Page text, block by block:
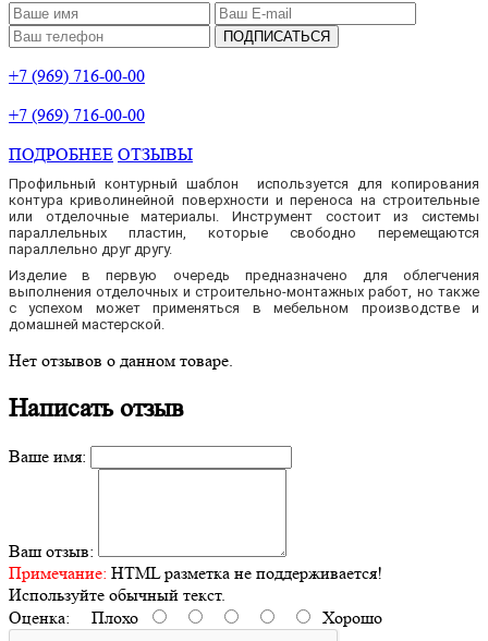
ПОДПИСАТЬСЯ
+7 (969) 716-00-00
+7 (969) 716-00-00
ПОДРОБНЕЕ ОТЗЫВЫ
Профильный контурный шаблон используется для копирования
контура криволинейной поверхности и переноса на строительные
или отделочные материалы. Инструмент состоит из системы
параллельных пластин, которые свободно перемещаются
параллельно друг другу.
Изделие в первую очередь предназначено для облегчения
выполнения отделочных и строительно-монтажных работ, но также
с успехом может применяться в мебельном производстве и
домашней мастерской.
Нет отзывов о данном товаре.
Написать отзыв
Ваше имя:
Ваш отзыв:
Примечание: HTML разметка не поддерживается!
Используйте обычный текст.
Оценка: Плохо Хорошо